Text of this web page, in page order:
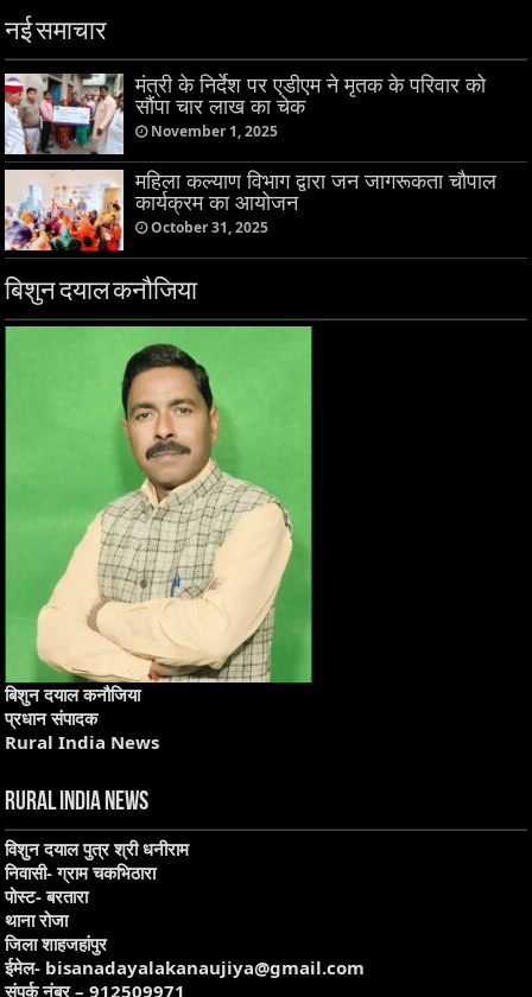
नई समाचार
मंत्री के निर्देश पर एडीएम ने मृतक के परिवार को
सौंपा चार लाख का चेक
November 1, 2025
महिला कल्याण विभाग द्वारा जन जागरूकता चौपाल
कार्यक्रम का आयोजन
October 31, 2025
बिशुन दयाल कनौजिया
बिशुन दयाल कनौजिया
प्रधान संपादक
Rural India News
Rural India News
विशुन दयाल पुत्र श्री धनीराम
निवासी-ग्राम चकभिठारा
पोस्ट-बरतारा
थानारोजा
जिलाशाहजहांपुर
ईमेल- bisanadayalakanaujiya@gmail.com
संपर्क नंबर – 912509971